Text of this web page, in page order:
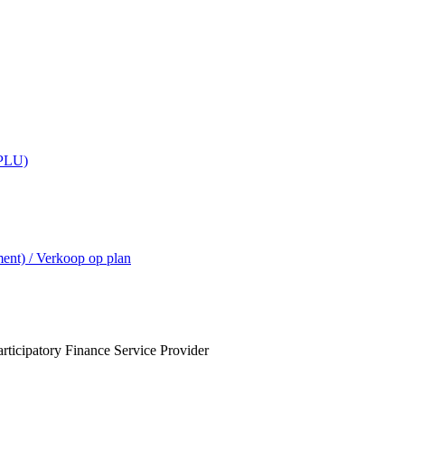
/ Verkoop op plan
Finance Service Provider